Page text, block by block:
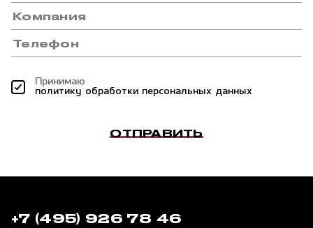
Принимаю
политику обработки персональных данных
ОТПРАВИТЬ
+7 (495) 926 78 46